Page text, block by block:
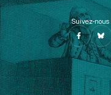
Suivez-nous